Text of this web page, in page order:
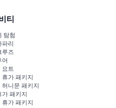
티
탐험
파리
루즈
어
요트
휴가 패키지
허니문 패키지
가 패키지
휴가 패키지